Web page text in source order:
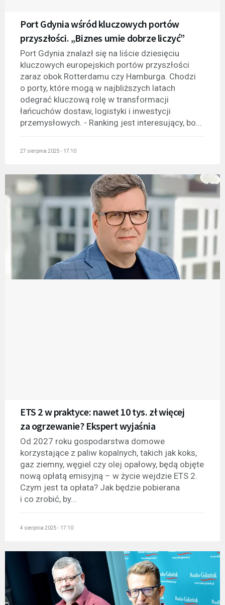
Port Gdynia wśród kluczowych portów
przyszłości. „Biznes umie dobrze liczyć”
Port Gdynia znalazł się na liście dziesięciu
kluczowych europejskich portów przyszłości
zaraz obok Rotterdamu czy Hamburga. Chodzi
o porty, które mogą w najbliższych latach
odegrać kluczową rolę w transformacji
łańcuchów dostaw, logistyki i inwestycji
przemysłowych. - Ranking jest interesujący, bo...
27 sierpnia 2025 - 17:10
ETS 2 w praktyce: nawet 10 tys. zł więcej
za ogrzewanie? Ekspert wyjaśnia
Od 2027 roku gospodarstwa domowe
korzystające z paliw kopalnych, takich jak koks,
gaz ziemny, węgiel czy olej opałowy, będą objęte
nową opłatą emisyjną – w życie wejdzie ETS 2.
Czym jest ta opłata? Jak będzie pobierana
i co zrobić, by...
4 sierpnia 2025 - 17:10